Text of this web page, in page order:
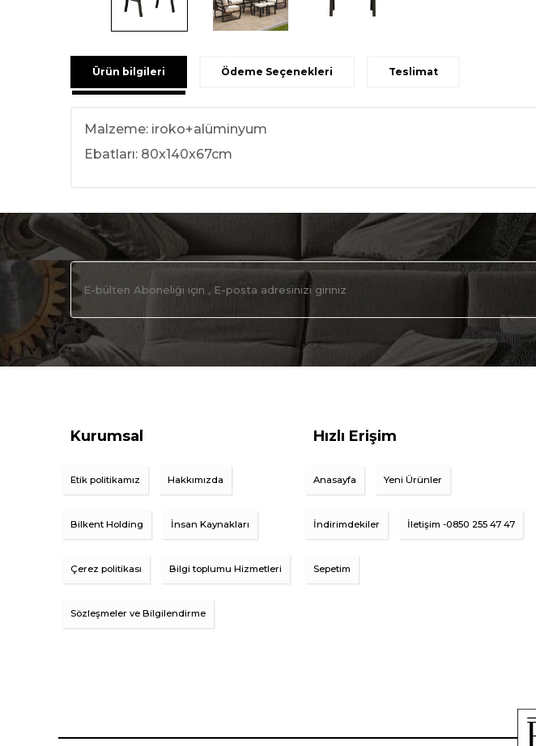
Ürün bilgileri Ödeme Seçenekleri Teslimat
Malzeme: iroko+alüminyum
Ebatları: 80x140x67cm
Kurumsal
Etik politikamız Hakkımızda
Bilkent Holding İnsan Kaynakları
Çerez politikası Bilgi toplumu Hizmetleri
Sözleşmeler ve Bilgilendirme
Hızlı Erişim
Anasayfa Yeni Ürünler
İndirimdekiler İletişim -0850 255 47 47
Sepetim